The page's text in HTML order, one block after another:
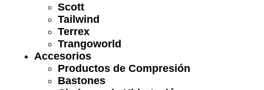
Scott
Tailwind
Terrex
Trangoworld
Accesorios
Productos de Compresión
Bastones